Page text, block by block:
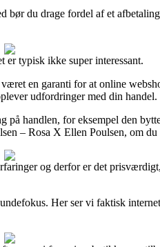
du drage fordel af et
er typisk ikke super interessant.
en garanti for at online
udfordringer med din handel.
handlen, for eksempel den
– Rosa X Ellen Poulsen, om
og derfor er det
Her ser vi faktisk